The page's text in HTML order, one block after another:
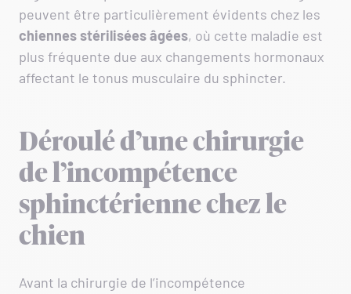
peuvent être particulièrement évidents chez les
chiennes stérilisées âgées, où cette maladie est
plus fréquente due aux changements hormonaux
affectant le tonus musculaire du sphincter.
Déroulé d’une chirurgie
de l’incompétence
sphinctérienne chez le
chien
Avant la chirurgie de l’incompétence